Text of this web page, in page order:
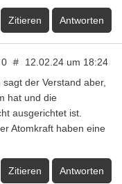
Zitieren Antworten
0 # 12.02.24 um 18:24
der Verstand aber,
hat und die
ausgerichtet ist.
Atomkraft haben eine
Zitieren Antworten